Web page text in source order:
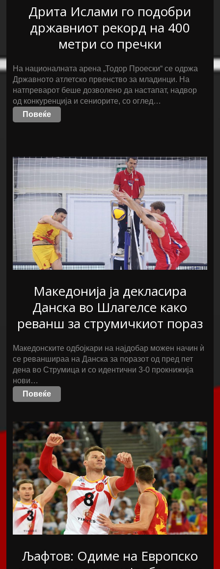
Дрита Ислами го подобри
државниот рекорд на 400
метри со пречки
На националната арена „Тодор Проески“ се одржа
Државното атлетско првенство за младинци. На
натпреварот беше дозволено да настапат, надвор
од конкуренција и сениорите, со оглед…
Повеќе
Македонија ја декласира
Данска во Шлагелсе како
реванш за струмичкиот пораз
Македонските одбојкари на најдобар можен начин ѝ
се реваншираа на Данска за поразот од пред пет
дена во Струмица и со идентични 3-0 прокнижија
нови…
Повеќе
Љафтов: Одиме на Европско